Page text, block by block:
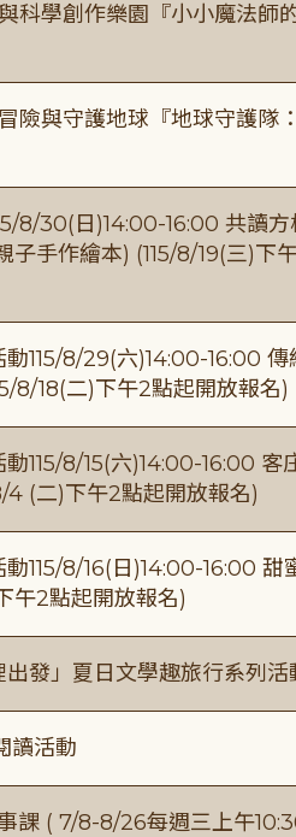
科學創作樂園『小小魔法師
險與守護地球『地球守護隊
8/30(日)14:00-16:00 共讀方
手作繪本) (115/8/19(三)下
115/8/29(六)14:00-16:00 傳
8/18(二)下午2點起開放報名)
115/8/15(六)14:00-16:00 客
4 (二)下午2點起開放報名)
115/8/16(日)14:00-16:00 甜
午2點起開放報名)
發」夏日文學趣旅行系列活
讀活動
課 ( 7/8-8/26每週三上午